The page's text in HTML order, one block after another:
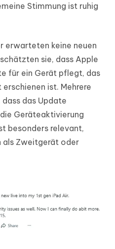
Stimmung ist ruhig
erwarteten keine neuen
sie, dass Apple
für ein Gerät pflegt, das
ist. Mehrere
das Update
Geräteaktivierung
besonders relevant,
als Zweitgerät oder